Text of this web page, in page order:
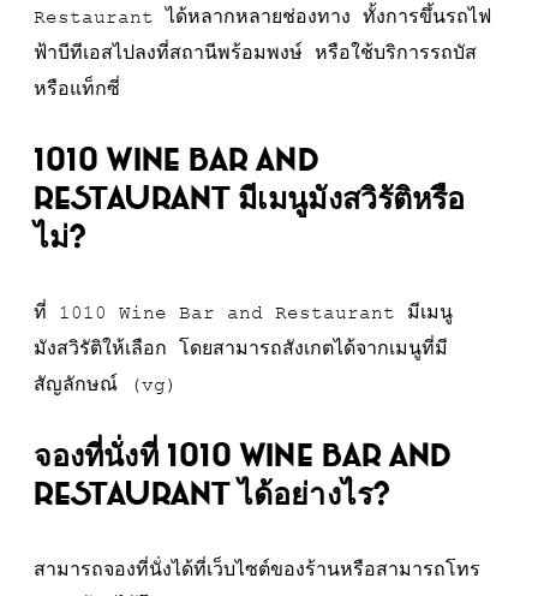
Restaurant ได้หลากหลายช่องทาง ทั้งการขึ้นรถไฟ
ฟ้าบีทีเอสไปลงที่สถานีพร้อมพงษ์ หรือใช้บริการรถบัส
หรือแท็กซี่
1010 Wine Bar and
Restaurant มีเมนูมังสวิรัติหรือ
ไม่?
ที่ 1010 Wine Bar and Restaurant มีเมนู
มังสวิรัติให้เลือก โดยสามารถสังเกตได้จากเมนูที่มี
สัญลักษณ์ (vg)
จองที่นั่งที่ 1010 Wine Bar and
Restaurant ได้อย่างไร?
สามารถจองที่นั่งได้ที่เว็บไซต์ของร้านหรือสามารถโทร